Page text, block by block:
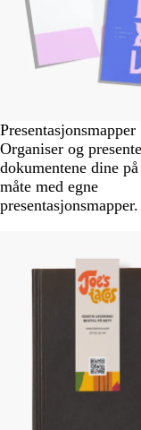
Presentasjonsmapper
Organiser og
dokumentene dine
måte med egne
presentasjonsmapper.